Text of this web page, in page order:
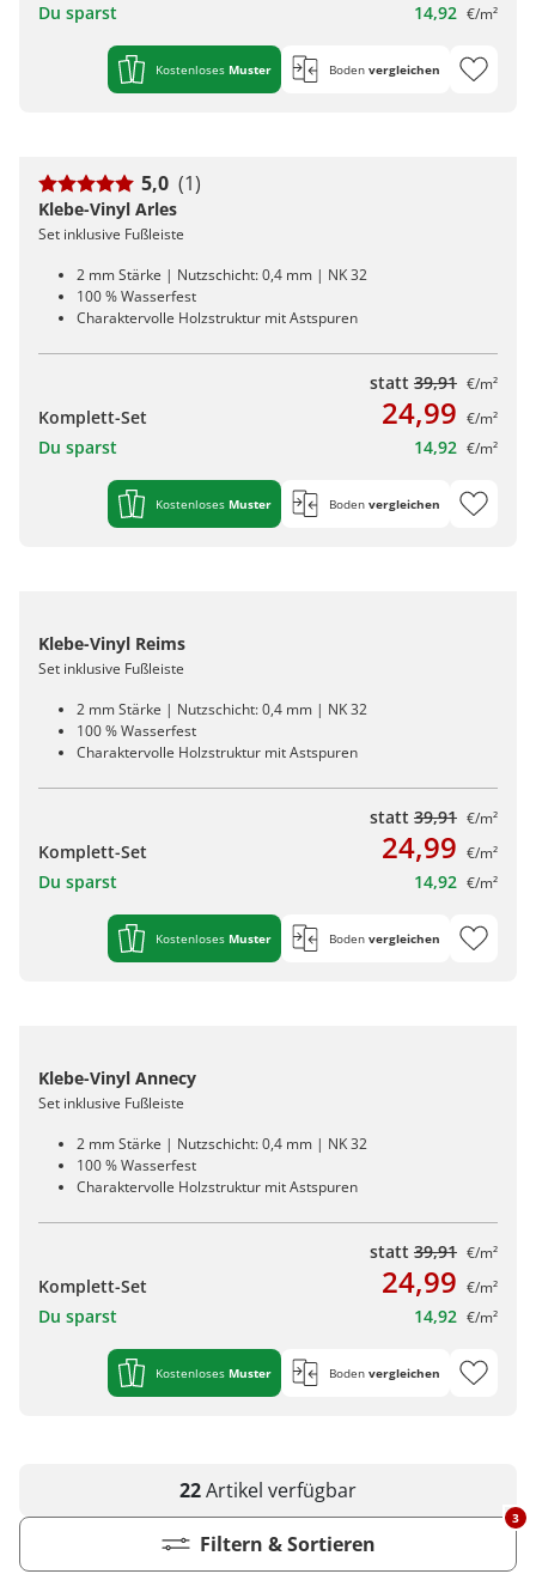
Du sparst 14,92 €/m²
Kostenloses Muster Boden vergleichen
5,0 (1)
Klebe-Vinyl Arles
Set inklusive Fußleiste
2 mm Stärke | Nutzschicht: 0,4 mm | NK 32
100 % Wasserfest
Charaktervolle Holzstruktur mit Astspuren
statt 39,91 €/m²
Komplett-Set 24,99 €/m²
Du sparst 14,92 €/m²
Kostenloses Muster Boden vergleichen
Klebe-Vinyl Reims
Set inklusive Fußleiste
2 mm Stärke | Nutzschicht: 0,4 mm | NK 32
100 % Wasserfest
Charaktervolle Holzstruktur mit Astspuren
statt 39,91 €/m²
Komplett-Set 24,99 €/m²
Du sparst 14,92 €/m²
Kostenloses Muster Boden vergleichen
Klebe-Vinyl Annecy
Set inklusive Fußleiste
2 mm Stärke | Nutzschicht: 0,4 mm | NK 32
100 % Wasserfest
Charaktervolle Holzstruktur mit Astspuren
statt 39,91 €/m²
Komplett-Set 24,99 €/m²
Du sparst 14,92 €/m²
Kostenloses Muster Boden vergleichen
22Artikel verfügbar
Filtern & Sortieren
3